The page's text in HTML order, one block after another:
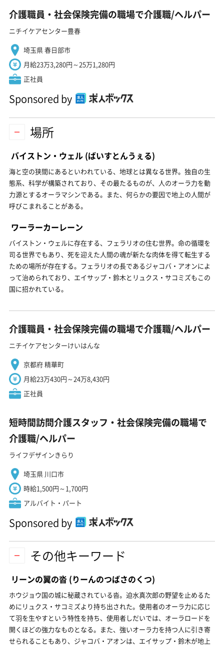
介護職員・社会保険完備の職場で介護職/ヘルパー
ニチイケアセンター豊春
埼玉県 春日部市
月給23万3,280円～25万1,280円
正社員
Sponsored by
場所
バイストン・ウェル (ばいすとんうぇる)
海と空の狭間にあるといわれている、地球とは異なる世界。独自の生
態系、科学が構築されており、その最たるものが、人のオーラ力を動
力源とするオーラマシンである。また、何らかの要因で地上の人間が
呼びこまれることがある。
ワーラーカーレーン
バイストン・ウェルに存在する、フェラリオの住む世界。命の循環を
司る世界でもあり、死を迎えた人間の魂が新たな肉体を得て転生する
ための場所が存在する。フェラリオの長であるジャコバ・アオンによ
って治められており、エイサップ・鈴木とリュクス・サコミズもこの
国に招かれている。
介護職員・社会保険完備の職場で介護職/ヘルパー
ニチイケアセンターけいはんな
京都府 精華町
月給23万430円～24万8,430円
正社員
短時間訪問介護スタッフ・社会保険完備の職場で
介護職/ヘルパー
ライフデザインきらり
埼玉県 川口市
時給1,500円～1,700円
アルバイト・パート
Sponsored by
その他キーワード
リーンの翼の沓 (りーんのつばさのくつ)
ホウジョウ国の城に秘蔵されている沓。迫水真次郎の野望を止めるた
めにリュクス・サコミズより持ち出された。使用者のオーラ力に応じ
て羽を生やすという特性を持ち、使用者しだいでは、オーラロードを
開くほどの強力なものとなる。また、強いオーラ力を持つ人に引き寄
せられることもあり、ジャコバ・アオンは、エイサップ・鈴木が地上